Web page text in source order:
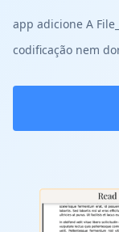
app adicione A
codificação nem